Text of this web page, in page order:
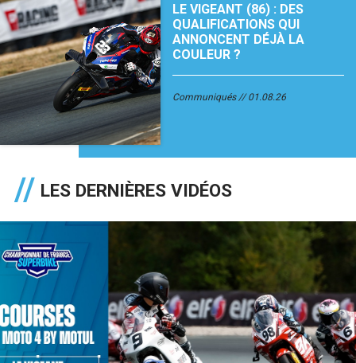
LE VIGEANT (86) : DES
QUALIFICATIONS QUI
ANNONCENT DÉJÀ LA
COULEUR ?
Communiqués 01.08.26
LES DERNIÈRES VIDÉOS